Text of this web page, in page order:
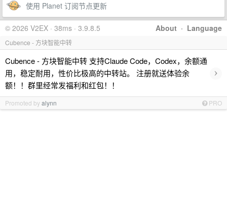
使用 Planet 订阅节点更新
About · Language
© 2026 V2EX · 38ms · 3.9.8.5
Cubence - 方块智能中转
Cubence - 方块智能中转 支持Claude Code，Codex，余额通
用，稳定耐用，性价比极高的中转站。 注册就送体验余
额！！群里经常发福利和红包！！
›
Promoted byalynn PRO